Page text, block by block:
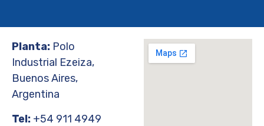
Planta: Polo
Industrial Ezeiza,
Buenos Aires,
Argentina
Tel: +54 911 4949